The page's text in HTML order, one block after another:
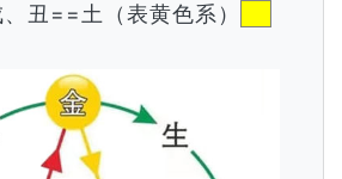
丑==土（表黄色系）